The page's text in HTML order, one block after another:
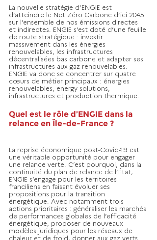
La nouvelle stratégie d’ENGIE est
d’atteindre le Net Zéro Carbone d’ici 2045
sur l’ensemble de nos émissions directes
et indirectes. ENGIE s’est doté d’une feuille
de route stratégique : investir
massivement dans les énergies
renouvelables, les infrastructures
décentralisées bas carbone et adapter ses
infrastructures aux gaz renouvelables.
ENGIE va donc se concentrer sur quatre
cœurs de métier principaux : énergies
renouvelables, energy solutions,
infrastructures et production thermique.
Quel est le rôle d’ENGIE dans la
relance en Île-de-France ?
La reprise économique post-Covid-19 est
une véritable opportunité pour engager
une relance verte. C’est pourquoi, dans la
continuité du plan de relance de l’État,
ENGIE s’engage pour les territoires
franciliens en faisant évoluer ses
propositions pour la transition
énergétique. Avec notamment trois
actions prioritaires : généraliser les marchés
de performances globales de l’efficacité
énergétique, proposer de nouveaux
modèles juridiques pour les réseaux de
chaleur et de froid, donner aux gaz verts